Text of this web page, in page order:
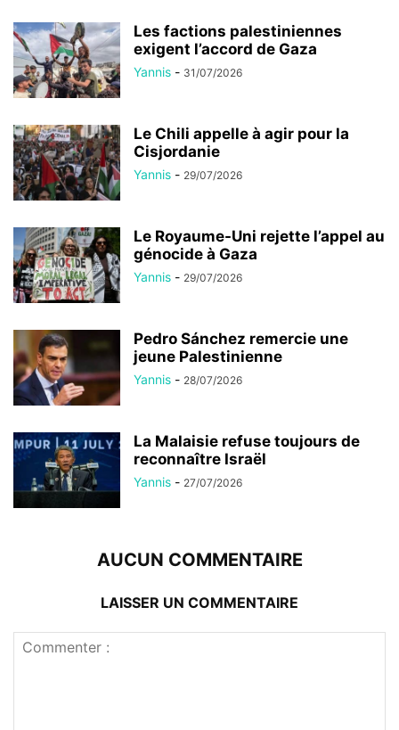
Les factions palestiniennes
exigent l’accord de Gaza
Yannis - 31/07/2026
Le Chili appelle à agir pour la
Cisjordanie
Yannis - 29/07/2026
Le Royaume-Uni rejette l’appel au
génocide à Gaza
Yannis - 29/07/2026
Pedro Sánchez remercie une
jeune Palestinienne
Yannis - 28/07/2026
La Malaisie refuse toujours de
reconnaître Israël
Yannis - 27/07/2026
AUCUN COMMENTAIRE
LAISSER UN COMMENTAIRE